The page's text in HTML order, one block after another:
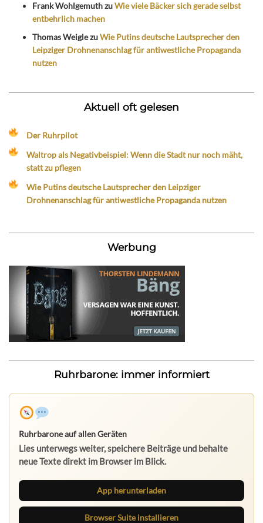
Frank WohlgemuthzuWie viele Bäcker sich gerade selbst
entbehrlich machen
Thomas WeiglezuWie Putins deutsche Lautsprecher den
Leipziger Drohnenanschlag für antiwestliche Propaganda
nutzen
Aktuell oft gelesen
Der Ruhrpilot
Waltrop als Negativbeispiel: Wenn die Stadt nur noch mäht,
statt zu pflegen
Wie Putins deutsche Lautsprecher den Leipziger
Drohnenanschlag für antiwestliche Propaganda nutzen
Werbung
Ruhrbarone: immer informiert
App herunterladen
Browser Suite installieren